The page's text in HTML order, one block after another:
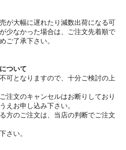
が大幅に遅れたり減数出荷になる可
少なかった場合は、ご注文先着順で
ご了承下さい。
ついて
可となりますので、十分ご検討の上
注文のキャンセルはお断りしており
えお申し込み下さい。
方のご注文は、当店の判断でご注文
さい。